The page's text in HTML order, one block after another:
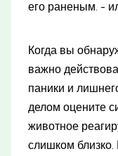
Когда вы
важно
паники и
делом оцените
животное
слишком